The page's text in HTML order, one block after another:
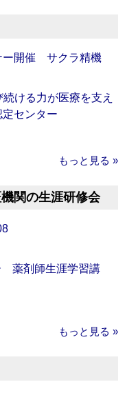
ー開催 サクラ精機
ける力が医療を支え
センター
もっと見る »
関の生涯研修会
薬剤師生涯学習講
もっと見る »